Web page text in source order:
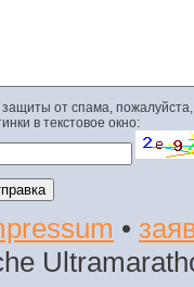
от спама,
в текстовое окно:
•